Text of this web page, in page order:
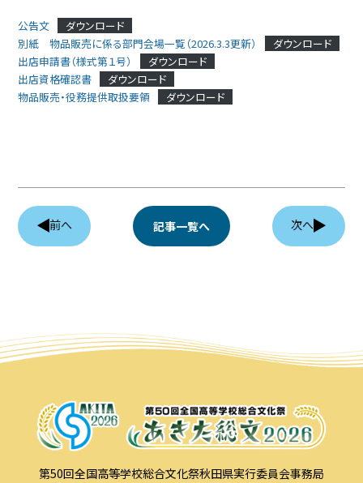
公告文
ダウンロード
別紙 物品販売に係る部門会場一覧（2026.3.3更新）
ダウンロード
出店申請書（様式第１号）
ダウンロード
出店資格確認書
ダウンロード
物品販売・役務提供取扱要領
ダウンロード
前へ 記事一覧へ 次へ
第50回全国高等学校総合文化祭秋田県実行委員会事務局